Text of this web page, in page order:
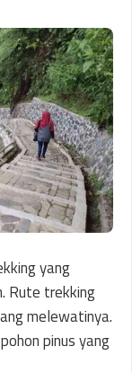
yang
Rute trekking
melewatinya.
pinus yang